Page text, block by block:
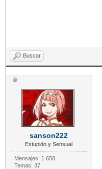
Buscar
sanson222
Estupido y Sensual
Mensajes: 1.658
Temas: 37